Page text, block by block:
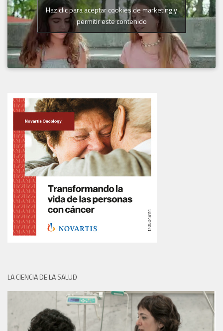
Haz clic para aceptar cookies de marketing y
permitir este contenido
LA CIENCIA DE LA SALUD